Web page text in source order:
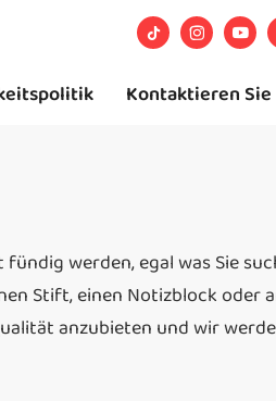
Kontaktieren Sie
werden, egal was Sie
Stift, einen Notizblock oder
anzubieten und wir